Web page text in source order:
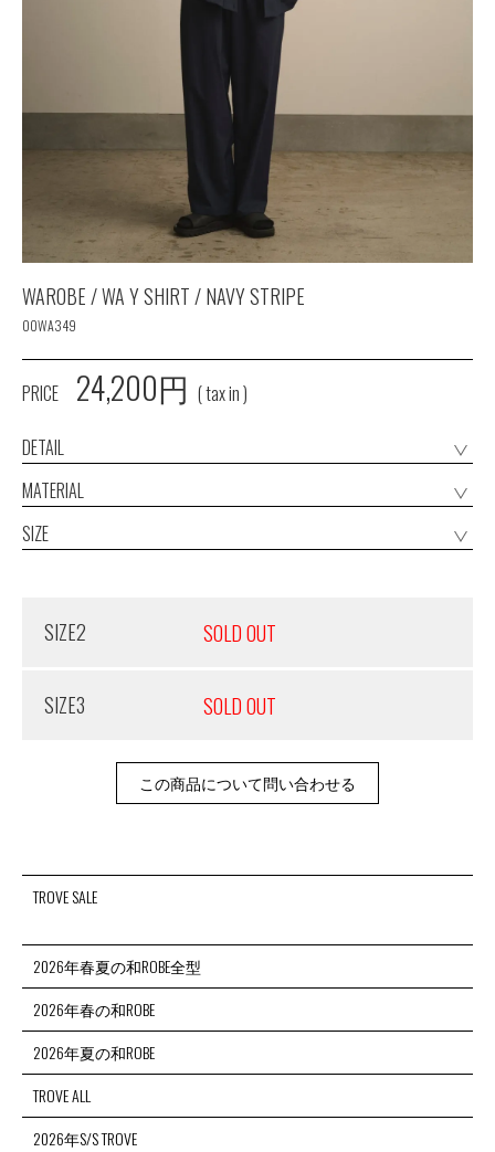
WAROBE / WA Y SHIRT / NAVY STRIPE
00WA349
PRICE 24,200円 ( tax in )
DETAIL
MATERIAL
SIZE
SIZE2 SOLD OUT
SIZE3 SOLD OUT
この商品について問い合わせる
TROVE SALE
2026年春夏の和ROBE全型
2026年春の和ROBE
2026年夏の和ROBE
TROVE ALL
2026年S/S TROVE